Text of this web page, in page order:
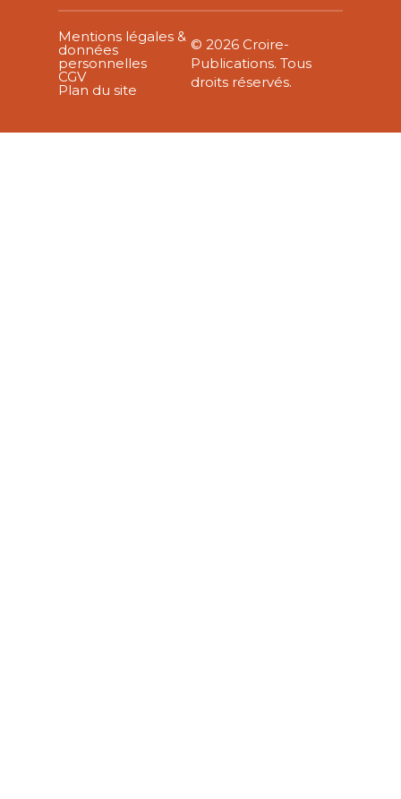
Mentions légales &
données
personnelles
CGV
Plan du site
© 2026 Croire-
Publications. Tous
droits réservés.